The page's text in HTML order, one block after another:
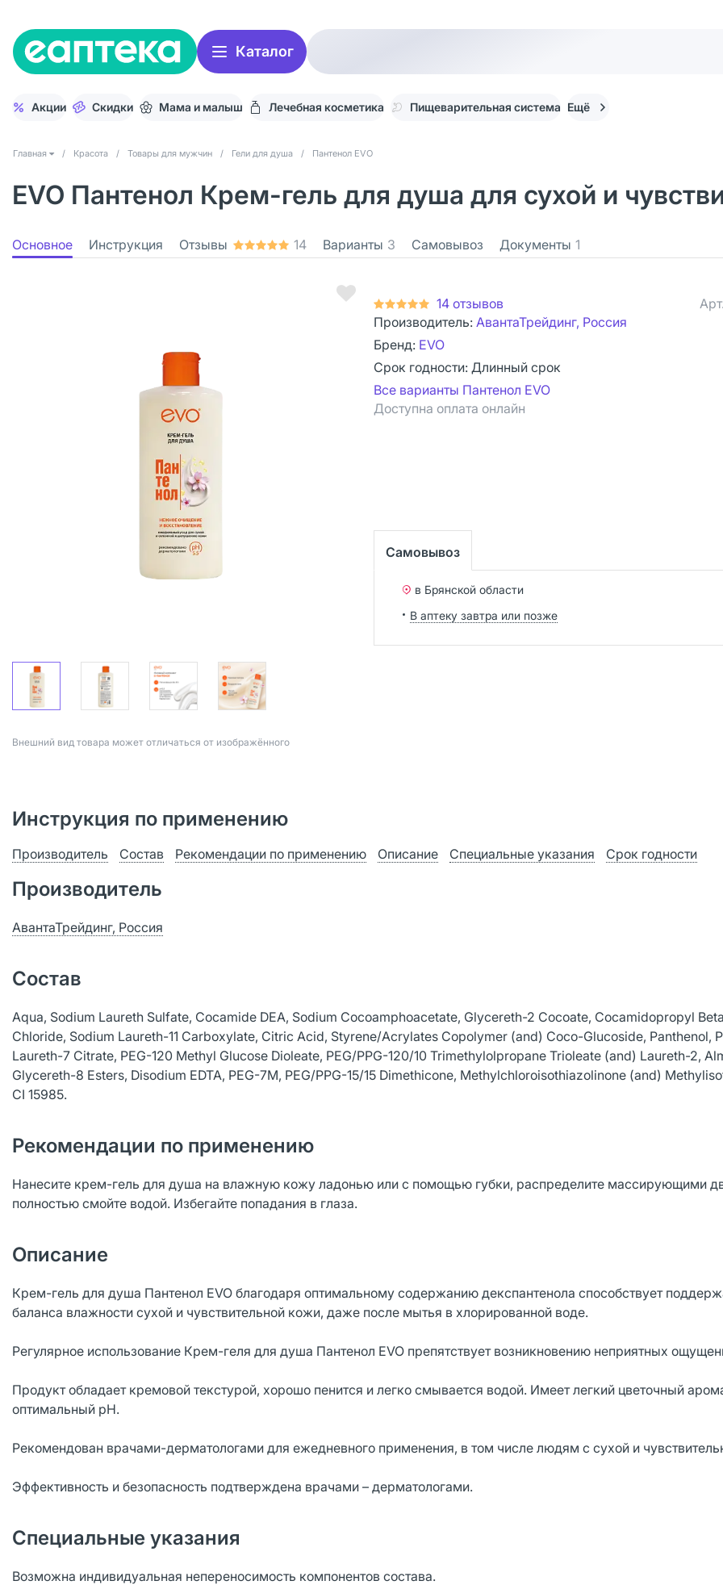
Каталог
Акции Скидки Мама и малыш Лечебная косметика Пищеварительная система Ещё
Главная / Красота / Товары для мужчин / Гели для душа / Пантенол EVO
EVO Пантенол Крем-гель для душа для сухой и
Основное Инструкция Отзывы 14 Варианты 3 Самовывоз Документы 1
Bнешний вид товара может отличаться от изображённого
14 отзывов
Производитель: АвантаТрейдинг, Россия
Бренд: EVO
Срок годности: Длинный срок
Все варианты Пантенол EVO
Доступна оплата онлайн
Самовывоз
в Брянской области
В аптеку завтра или позже
Инструкция по применению
Производитель Состав Рекомендации по применению Описание Специальные указания Срок годности
Производитель
АвантаТрейдинг, Россия
Состав
Aqua, Sodium Laureth Sulfate, Сocamide DEA, Sodium Cocoamphoacetate, Glycereth-2 Cocoate, Cocamidopropyl
Chloride, Sodium Laureth-11 Carboxylate, Сitric Acid, Styrene/Acrylates Copolymer (and) Coco-Glucoside, Panthenol,
Laureth-7 Citrate, PEG-120 Methyl Glucose Dioleate, PEG/PPG-120/10 Trimethylolpropane Trioleate (and) Laureth-2,
Glycereth-8 Esters, Disodium EDTA, PEG-7М, PEG/PPG-15/15 Dimethicone, Methylchloroisothiazolinone (and)
СI 15985.
Рекомендации по применению
Нанесите крем-гель для душа на влажную кожу ладонью или с помощью губки, распределите массирующими
полностью смойте водой. Избегайте попадания в глаза.
Описание
Крем-гель для душа Пантенол EVO благодаря оптимальному содержанию декспантенола способствует
баланса влажности сухой и чувствительной кожи, даже после мытья в хлорированной воде.
Регулярное использование Крем-геля для душа Пантенол EVO препятствует возникновению неприятных
Продукт обладает кремовой текстурой, хорошо пенится и легко смывается водой. Имеет легкий цветочный
оптимальный рН.
Рекомендован врачами-дерматологами для ежедневного применения, в том числе людям с сухой и
Эффективность и безопасность подтверждена врачами – дерматологами.
Специальные указания
Возможна индивидуальная непереносимость компонентов состава.